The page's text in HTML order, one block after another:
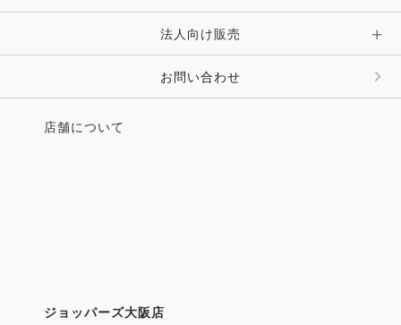
法人向け販売
お問い合わせ
店舗について
ジョッパーズ大阪店